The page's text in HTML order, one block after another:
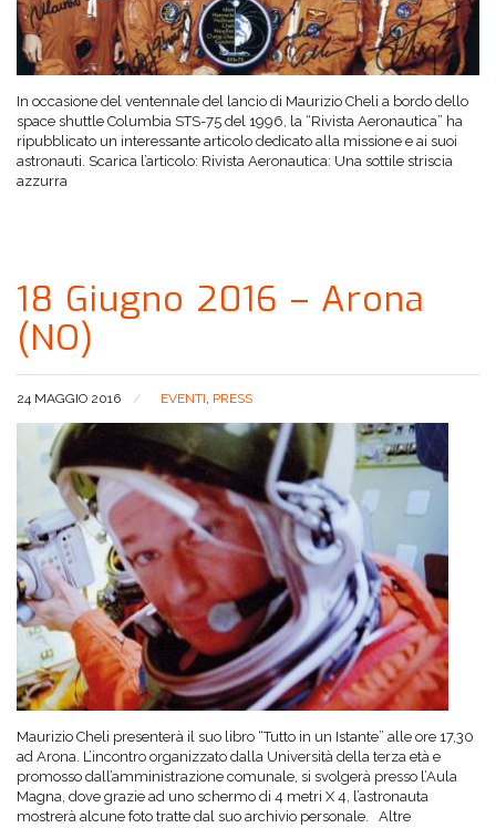
In occasione del ventennale del lancio di Maurizio Cheli a bordo dello
space shuttle Columbia STS-75 del 1996, la “Rivista Aeronautica” ha
ripubblicato un interessante articolo dedicato alla missione e ai suoi
astronauti. Scarica l’articolo: Rivista Aeronautica: Una sottile striscia
azzurra
18 Giugno 2016 – Arona
(NO)
24 MAGGIO 2016 EVENTI, PRESS
Maurizio Cheli presenterà il suo libro “Tutto in un Istante” alle ore 17,30
ad Arona. L’incontro organizzato dalla Università della terza età e
promosso dall’amministrazione comunale, si svolgerà presso l’Aula
Magna, dove grazie ad uno schermo di 4 metri X 4, l’astronauta
mostrerà alcune foto tratte dal suo archivio personale. Altre